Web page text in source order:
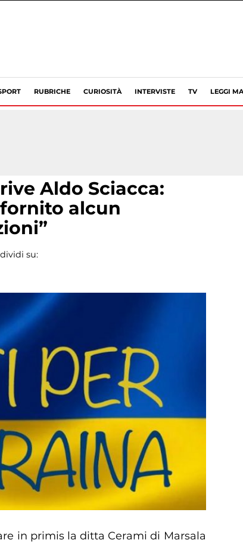
RUBRICHE CURIOSITÀ INTERVISTE TV LEGGI
Aldo Sciacca:
alcun
su:
in primis la ditta Cerami di Marsala